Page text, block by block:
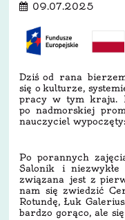
09.07.2025
Dziśod rana
się o kulturze,
pracy w tym kraju.
po nadmorskiej
nauczyciel
Po porannych
Salonik i
związana jest z
nam się zwiedzić
Rotundę, Łuk
bardzo gorąco, ale